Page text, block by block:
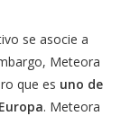
se asocie a
Meteora
que es uno de
. Meteora